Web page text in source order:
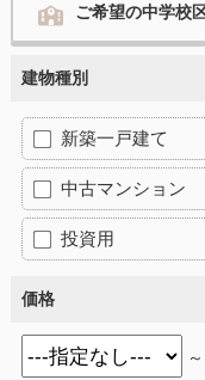
ご希望の中学校
建物種別
新築一戸建て
中古マンション
投資用
価格
～